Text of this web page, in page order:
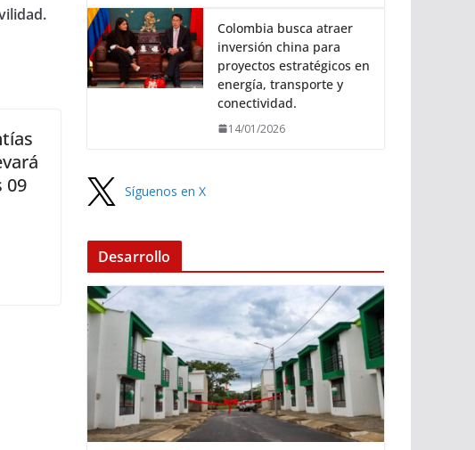
09
Colombia busca atraer
inversión china para
proyectos estratégicos en
energía, transporte y
conectividad.
14/01/2026
Síguenos en X
Desarrollo